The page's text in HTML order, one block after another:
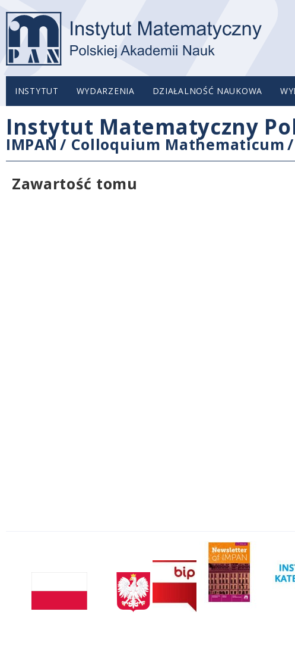
INSTYTUT WYDARZENIA DZIAŁALNOŚĆ NAUKOWA
Instytut Matematyczny
IMPAN / Colloquium Mathematicum/
Zawartość tomu